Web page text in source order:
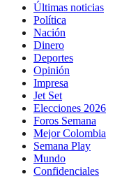
Últimas noticias
Política
Nación
Dinero
Deportes
Opinión
Impresa
Jet Set
Elecciones 2026
Foros Semana
Mejor Colombia
Semana Play
Mundo
Confidenciales